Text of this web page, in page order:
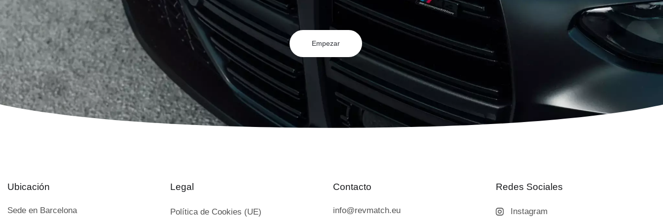
Empezar
Ubicación
Sede en Barcelona
Legal
Política de Cookies (UE)
Contacto
info@revmatch.eu
Redes Sociales
Instagram